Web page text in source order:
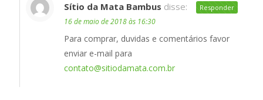
Sítio da Mata Bambus disse:
16 de maio de 2018 às 16:30
Para comprar, duvidas e comentários favor
enviar e-mail para
contato@sitiodamata.com.br
Responder